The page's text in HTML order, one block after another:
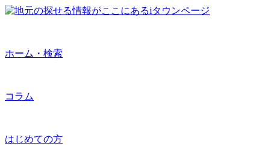
ホーム・検索
コラム
はじめての方